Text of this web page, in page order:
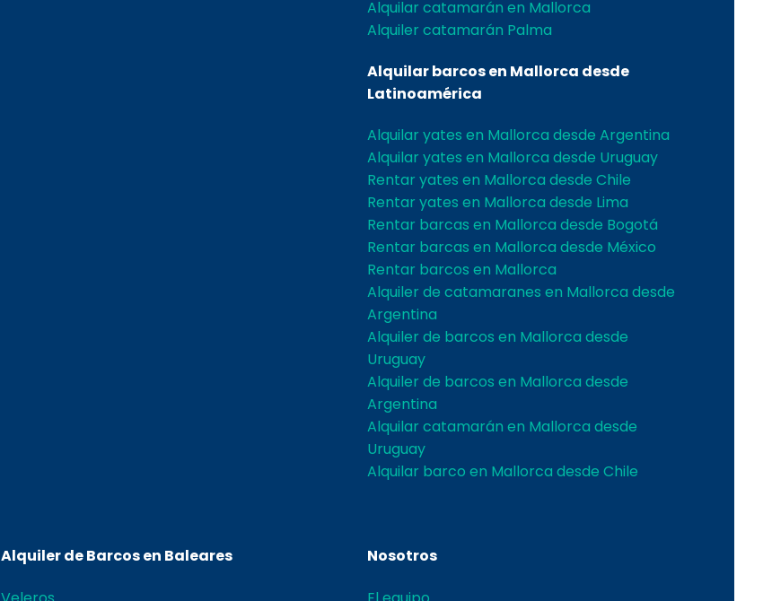
Alquilar catamarán en Mallorca
Alquiler catamarán Palma
Alquilar barcos en Mallorca desde
Latinoamérica
Alquilar yates en Mallorca desde Argentina
Alquilar yates en Mallorca desde Uruguay
Rentar yates en Mallorca desde Chile
Rentar yates en Mallorca desde Lima
Rentar barcas en Mallorca desde Bogotá
Rentar barcas en Mallorca desde México
Rentar barcos en Mallorca
Alquiler de catamaranes en Mallorca desde
Argentina
Alquiler de barcos en Mallorca desde
Uruguay
Alquiler de barcos en Mallorca desde
Argentina
Alquilar catamarán en Mallorca desde
Uruguay
Alquilar barco en Mallorca desde Chile
Alquiler de Barcos en Baleares Nosotros